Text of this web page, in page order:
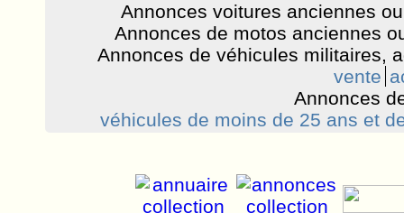
Annonces voitures anciennes
Annonces de motos anciennes
Annonces de véhicules militaires,
vente
Annonces
véhicules de moins de 25 ans et